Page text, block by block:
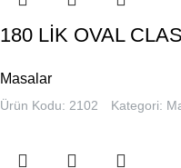
180 LİK OVAL
Masalar
Ürün Kodu: 2102 Kategori: